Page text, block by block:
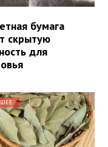
бумага
скрытую
для